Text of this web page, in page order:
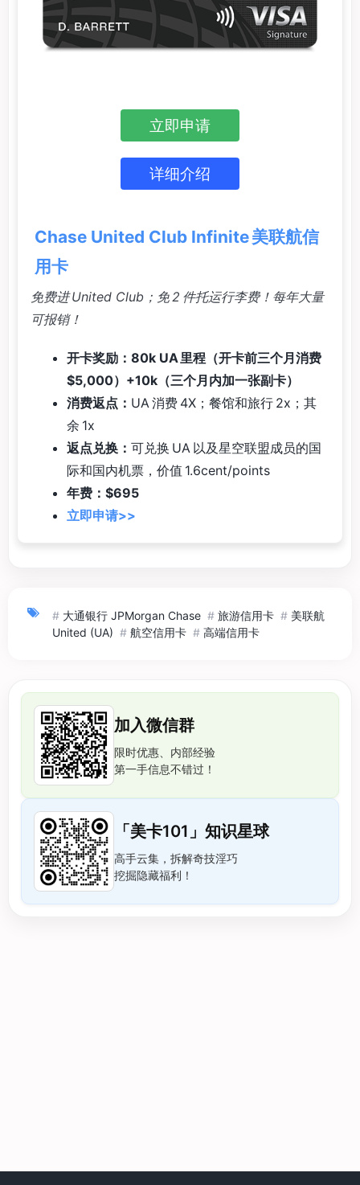
立即申请
详细介绍
Chase United Club Infinite 美联航信
用卡
免费进 United Club；免 2 件托运行李费！每年大量
可报销！
开卡奖励：80k UA 里程（开卡前三个月消费
$5,000）+10k（三个月内加一张副卡）
消费返点： UA 消费 4X；餐馆和旅行 2x；其
余 1x
返点兑换： 可兑换 UA 以及星空联盟成员的国
际和国内机票，价值 1.6cent/points
年费：$695
立即申请>>
# 大通银行 JPMorgan Chase # 旅游信用卡 # 美联航
United (UA) # 航空信用卡 # 高端信用卡
加入微信群
限时优惠、内部经验
第一手信息不错过！
「美卡101」知识星球
高手云集，拆解奇技淫巧
挖掘隐藏福利！